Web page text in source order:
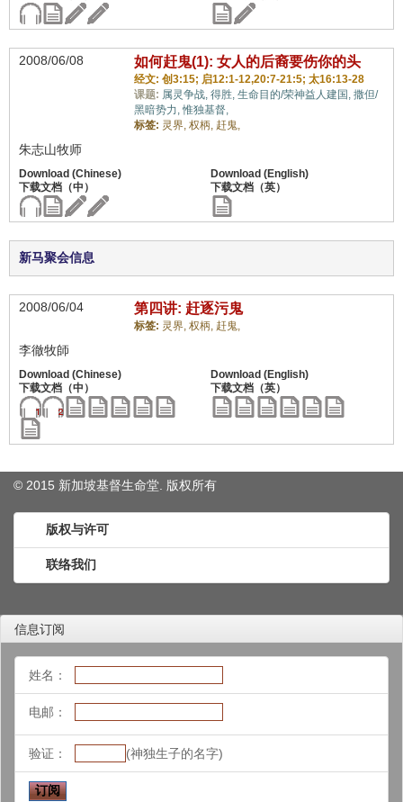
2008/06/08 如何赶鬼(1): 女人的后裔要伤你的头
经文: 创3:15; 启12:1-12,20:7-21:5; 太16:13-28
课题: 属灵争战, 得胜, 生命目的/荣神益人建国, 撒但/
黑暗势力,惟独基督,
标签: 灵界, 权柄, 赶鬼,
朱志山牧师
新马聚会信息
2008/06/04 第四讲: 赶逐污鬼
标签: 灵界, 权柄, 赶鬼,
李徹牧師
© 2015 新加坡基督生命堂. 版权所有
版权与许可
联络我们
信息订阅
姓名：
电邮：
验证： (神独生子的名字)